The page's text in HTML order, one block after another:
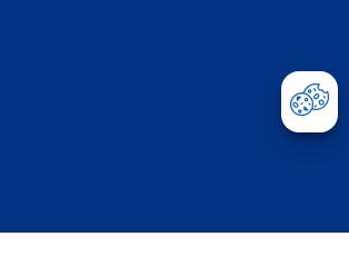
Abrir